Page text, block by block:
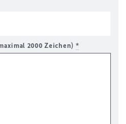
2000 Zeichen) *